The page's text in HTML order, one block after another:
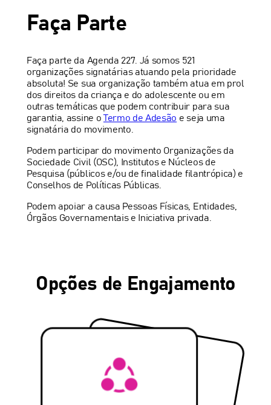
Faça Parte
Faça parte da Agenda 227. Já somos 521
organizações signatárias atuando pela prioridade
absoluta! Se sua organização também atua em prol
dos direitos da criança e do adolescente ou em
outras temáticas que podem contribuir para sua
garantia, assine oTermo de Adesão e seja uma
signatária do movimento.
Podem participar do movimento Organizações da
Sociedade Civil (OSC), Institutos e Núcleos de
Pesquisa (públicos e/ou de finalidade filantrópica) e
Conselhos de Políticas Públicas.
Podem apoiar a causa Pessoas Físicas, Entidades,
Órgãos Governamentais e Iniciativa privada.
Opções de Engajamento